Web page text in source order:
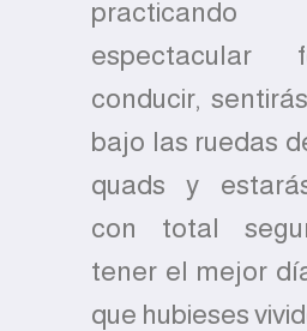
espectacular
conducir,
bajo las ruedas
quads y
con total
tener el mejor
que hubieses